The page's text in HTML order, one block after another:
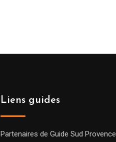
Liens guides
Partenaires de Guide Sud Provence